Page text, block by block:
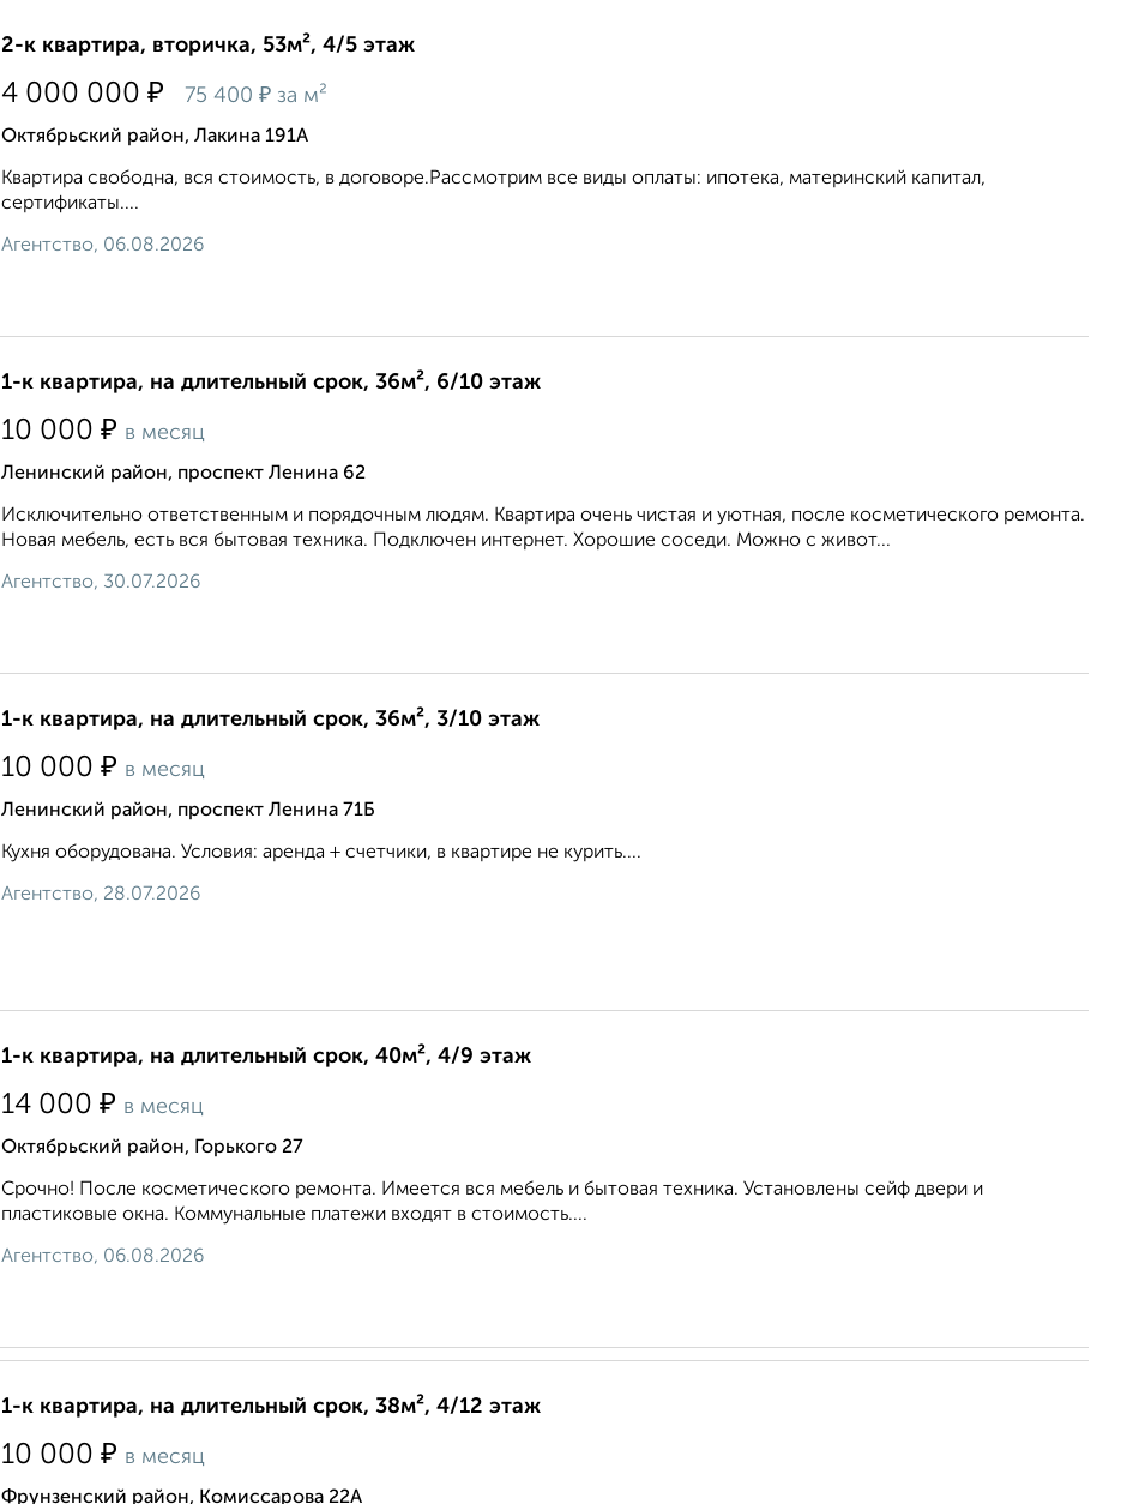
2-к квартира, вторичка, 53м², 4/5 этаж
4 000 000 ₽ 75 400 ₽ за м²
Октябрьский район, Лакина 191А
Квартира свободна, вся стоимость, в договоре.Рассмотрим все виды оплаты: ипотека, материнский капитал,
сертификаты....
Агентство, 06.08.2026
1-к квартира, на длительный срок, 36м², 6/10 этаж
10 000 ₽ в месяц
Ленинский район, проспект Ленина 62
Исключительно ответственным и порядочным людям. Квартира очень чистая и уютная, после косметического ремонта.
Новая мебель, есть вся бытовая техника. Подключен интернет. Хорошие соседи. Можно с живот...
Агентство, 30.07.2026
1-к квартира, на длительный срок, 36м², 3/10 этаж
10 000 ₽ в месяц
Ленинский район, проспект Ленина 71Б
Кухня оборудована. Условия: аренда + счетчики, в квартире не курить....
Агентство, 28.07.2026
1-к квартира, на длительный срок, 40м², 4/9 этаж
14 000 ₽ в месяц
Октябрьский район, Горького 27
Срочно! После косметического ремонта. Имеется вся мебель и бытовая техника. Установлены сейф двери и
пластиковые окна. Коммунальные платежи входят в стоимость....
Агентство, 06.08.2026
1-к квартира, на длительный срок, 38м², 4/12 этаж
10 000 ₽ в месяц
Фрунзенский район, Комиссарова 22А